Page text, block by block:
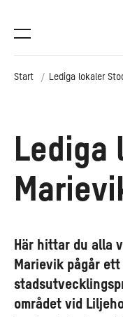
Start Lediga lokaler
Lediga
Här hittar du alla
Marievik pågår
området vid